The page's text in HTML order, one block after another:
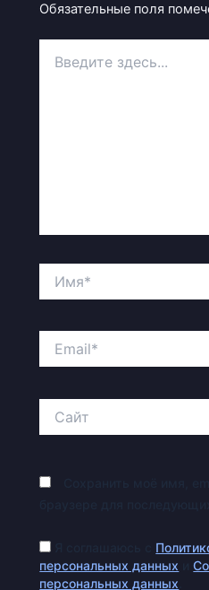
Обязательные поля
здесь...
персональных данных и
персональных данных